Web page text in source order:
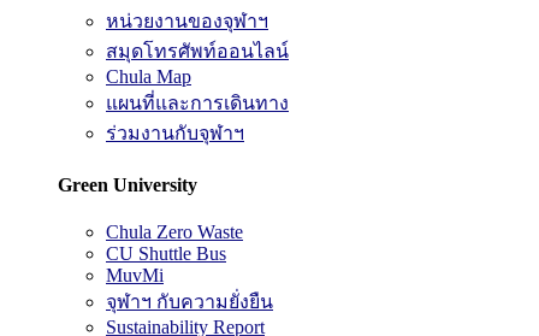
หน่วยงานของจุฬาฯ
สมุดโทรศัพท์ออนไลน์
Chula Map
แผนที่และการเดินทาง
ร่วมงานกับจุฬาฯ
Green University
Chula Zero Waste
CU Shuttle Bus
MuvMi
จุฬาฯ กับความยั่งยืน
Sustainability Report